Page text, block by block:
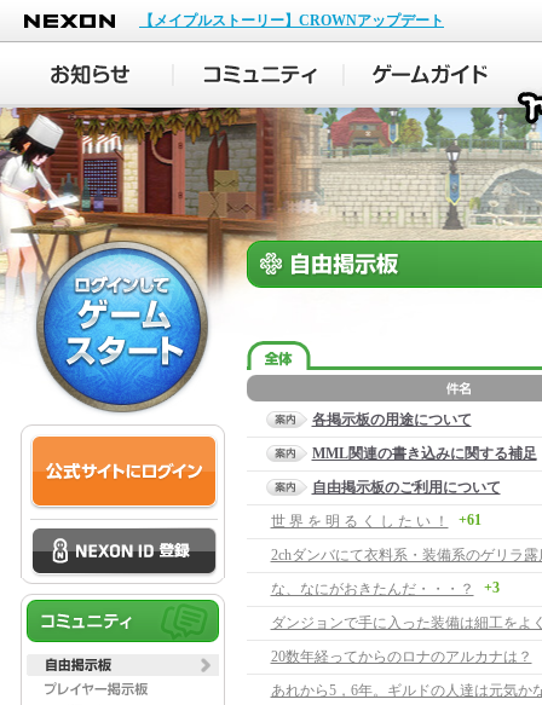
NEXON
【メイプルストーリー】CROWNアップデート
各掲示板の用途について
MML関連の書き込みに関する補足
自由掲示板のご利用について
世 界 を 明 る く し た い ！
+61
2chダンバにて衣料系・装備系のゲリラ露
な、なにがおきたんだ・・・？
+3
ダンジョンで手に入った装備は細工をよ
20数年経ってからのロナのアルカナは？
あれから5，6年。ギルドの人達は元気か